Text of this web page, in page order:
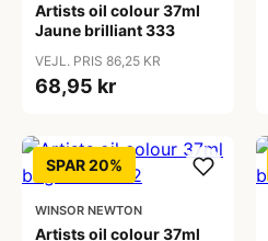
Artists oil colour 37ml
Jaune brilliant 333
VEJL. PRIS 86,25 KR
68,95 kr
SPAR 20%
WINSOR NEWTON
Artists oil colour 37ml